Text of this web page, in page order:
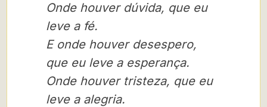
Onde houver dúvida, que eu
leve a fé.
E onde houver desespero,
que eu leve a esperança.
Onde houver tristeza, que eu
leve a alegria.